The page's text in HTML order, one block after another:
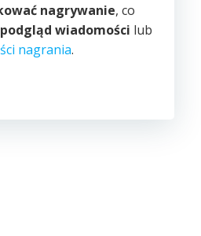
nagrywanie, co
podgląd wiadomości lub
nagrania.